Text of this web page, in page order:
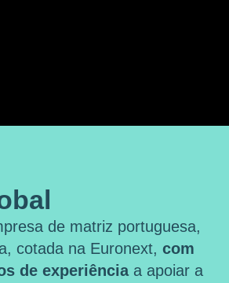
de matriz portuguesa,
cotada na Euronext, com
de experiênciaa apoiar a